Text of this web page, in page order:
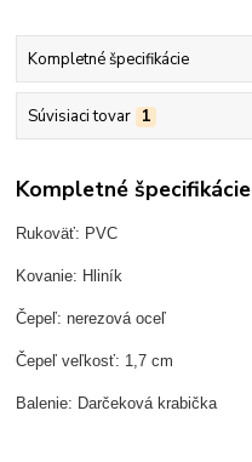
Kompletné špecifikácie
Súvisiaci tovar 1
Kompletné špecifikácie
Rukoväť: PVC
Kovanie: Hliník
Čepeľ: nerezová oceľ
Čepeľ veľkosť: 1,7 cm
Balenie: Darčeková krabička